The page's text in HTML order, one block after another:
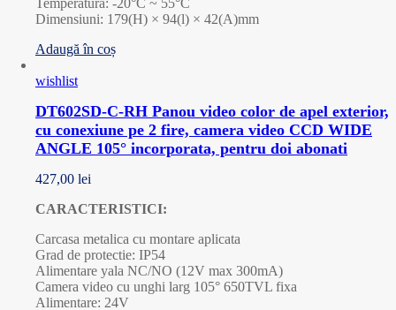
Temperatura: -20°C ~ 55°C
Dimensiuni: 179(H) × 94(l) × 42(A)mm
Adaugă în coș
wishlist
DT602SD-C-RH Panou video color de apel exterior,
cu conexiune pe 2 fire, camera video CCD WIDE
ANGLE 105° incorporata, pentru doi abonati
427,00 lei
CARACTERISTICI:
Carcasa metalica cu montare aplicata
Grad de protectie: IP54
Alimentare yala NC/NO (12V max 300mA)
Camera video cu unghi larg 105° 650TVL fixa
Alimentare: 24V